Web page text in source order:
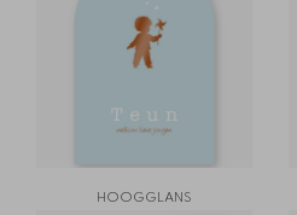
HOOGGLANS